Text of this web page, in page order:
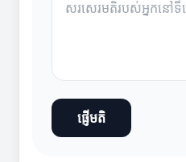
ផ្ញើមតិ